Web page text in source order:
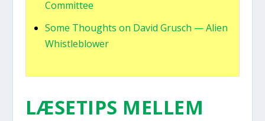
Com­mit­tee
Some Thoughts on David Grusch — Ali­en
Whi­st­le­blower
LÆSE­TIPS MEL­LEM